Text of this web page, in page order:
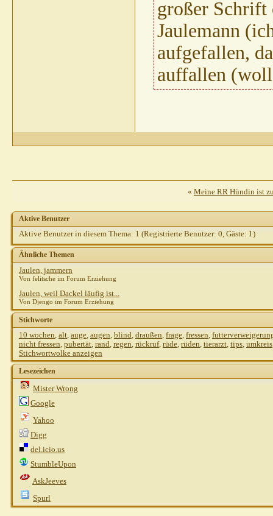
großer Schrift
Jaulemann
aufgefallen,
auffallen
« Meine RR Hündin ist
Aktive Benutzer
Aktive Benutzer in diesem Thema: 1 (Registrierte Benutzer: 0, Gäste: 1)
Ähnliche Themen
Jaulen, jammern
Von felitsche im Forum Erziehung
Jaulen, weil Dackel läufig ist...
Von Djengo im Forum Erziehung
Stichworte
10 wochen, alt, auge, augen, blind, draußen, frage, fressen,
nicht fressen, pubertät, rand, regen, rückruf, rüde, rüden, tierarzt, tips, umkreis
Stichwortwolke anzeigen
Lesezeichen
Mister Wrong
Google
Yahoo
Digg
del.icio.us
StumbleUpon
AskJeeves
Spurl